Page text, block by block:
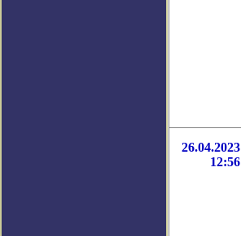
26.04.2023
12:56